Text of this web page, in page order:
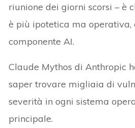
riunione dei giorni scorsi – è
è più ipotetica ma operativa,
componente AI.
Claude Mythos di Anthropic
saper trovare migliaia di
severità in ogni sistema
principale.